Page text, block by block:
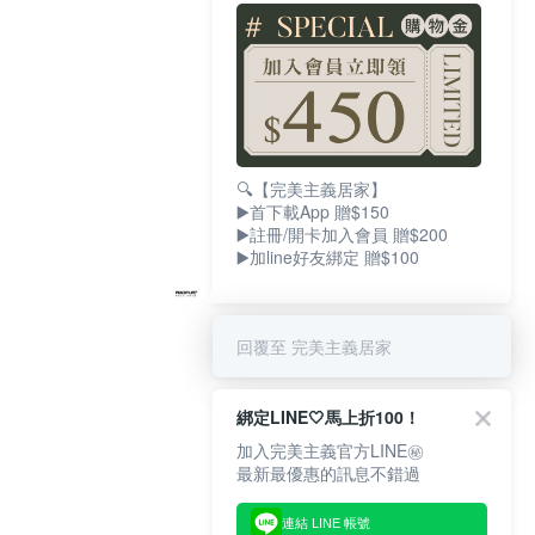
🔍【完美主義居家】
▶️首下載App 贈$150
▶️註冊/開卡加入會員 贈$200
▶️加line好友綁定 贈$100
回覆至 完美主義居家
綁定LINE🤍馬上折100！
加入完美主義官方LINE㊙
最新最優惠的訊息不錯過
連結 LINE 帳號